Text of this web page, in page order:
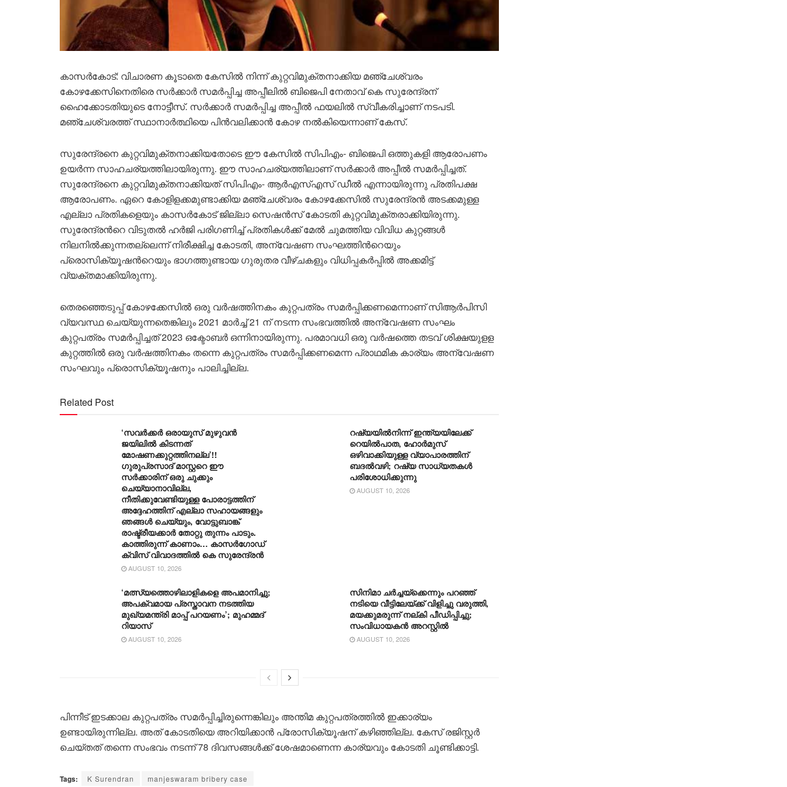
‌കാസർകോട്: വിചാരണ കൂടാതെ കേസിൽ നിന്ന് കുറ്റവിമുക്തനാക്കിയ മഞ്ചേശ്വരം
കോഴക്കേസിനെതിരെ സർക്കാർ സമർപ്പിച്ച അപ്പീലിൽ ബിജെപി നേതാവ് കെ സുരേന്ദ്രന്
ഹൈക്കോടതിയുടെ നോട്ടീസ്. സർക്കാർ സമർപ്പിച്ച അപ്പീൽ ഫയലിൽ സ്വീകരിച്ചാണ് നടപടി.
മഞ്ചേശ്വരത്ത് സ്ഥാനാർത്ഥിയെ പിൻവലിക്കാൻ കോഴ നൽകിയെന്നാണ് കേസ്.
സുരേന്ദ്രനെ കുറ്റവിമുക്തനാക്കിയതോടെ ഈ കേസിൽ സിപിഎം- ബിജെപി ഒത്തുകളി ആരോപണം
ഉയർന്ന സാഹചര്യത്തിലായിരുന്നു. ഈ സാഹചര്യത്തിലാണ് സർക്കാർ അപ്പീൽ സമർപ്പിച്ചത്.
സുരേന്ദ്രനെ കുറ്റവിമുക്തനാക്കിയത് സിപിഎം- ആർഎസ്എസ് ഡീൽ എന്നായിരുന്നു പ്രതിപക്ഷ
ആരോപണം. ഏറെ കോളിളക്കമുണ്ടാക്കിയ മഞ്ചേശ്വരം കോഴക്കേസിൽ സുരേന്ദ്രൻ അടക്കമുള്ള
എല്ലാ പ്രതികളെയും കാസർകോട് ജില്ലാ സെഷൻസ് കോടതി കുറ്റവിമുക്തരാക്കിയിരുന്നു.
സുരേന്ദ്രൻറെ വിടുതൽ ഹർജി പരിഗണിച്ച് പ്രതികൾക്ക് മേൽ ചുമത്തിയ വിവിധ കുറ്റങ്ങൾ
നിലനിൽക്കുന്നതല്ലെന്ന് നിരീക്ഷിച്ച കോടതി, അന്വേഷണ സംഘത്തിൻറെയും
പ്രൊസിക്യൂഷൻറെയും ഭാഗത്തുണ്ടായ ഗുരുതര വീഴ്ചകളും വിധിപ്പകർപ്പിൽ അക്കമിട്ട്
വ്യക്തമാക്കിയിരുന്നു.
തെരഞ്ഞെടുപ്പ് കോഴക്കേസിൽ ഒരു വർഷത്തിനകം കുറ്റപത്രം സമർപ്പിക്കണമെന്നാണ് സിആർപിസി
വ്യവസ്ഥ ചെയ്യുന്നതെങ്കിലും 2021 മാർച്ച് 21 ന് നടന്ന സംഭവത്തിൽ അന്വേഷണ സംഘം
കുറ്റപത്രം സമർപ്പിച്ചത് 2023 ഒക്ടോബർ ഒന്നിനായിരുന്നു. പരമാവധി ഒരു വർഷത്തെ തടവ് ശിക്ഷയുളള
കുറ്റത്തിൽ ഒരു വർഷത്തിനകം തന്നെ കുറ്റപത്രം സമർപ്പിക്കണമെന്ന പ്രാഥമിക കാര്യം അന്വേഷണ
സംഘവും പ്രൊസിക്യൂഷനും പാലിച്ചില്ല.
Related Post
‘സവർക്കർ ഒരായുസ് മുഴുവൻ
ജയിലിൽ കിടന്നത്
മോഷണക്കുറ്റത്തിനല്ല’!!
ഗുരുപ്രസാദ് മാസ്റ്ററെ ഈ
സർക്കാരിന് ഒരു ചുക്കും
ചെയ്യാനാവില്ല,
നീതിക്കുവേണ്ടിയുള്ള പോരാട്ടത്തിന്
അദ്ദേഹത്തിന് എല്ലാ സഹായങ്ങളും
ഞങ്ങൾ ചെയ്യും, വോട്ടുബാങ്ക്
രാഷ്ട്രീയക്കാർ തോറ്റു തുന്നം പാടും.
കാത്തിരുന്ന് കാണാം… കാസർഗോഡ്
ക്വിസ് വിവാദത്തിൽ കെ സുരേന്ദ്രൻ
AUGUST 10, 2026
റഷ്യയിൽനിന്ന് ഇന്ത്യയിലേക്ക്
റെയിൽപാത, ഹോർമുസ്
ഒഴിവാക്കിയുള്ള വ്യാപാരത്തിന്
ബദൽവഴി; റഷ്യ സാധ്യതകൾ
പരിശോധിക്കുന്നു
AUGUST 10, 2026
‘മത്സ്യത്തൊഴിലാളികളെ അപമാനിച്ചു;
അപക്വമായ പ്രസ്താവന നടത്തിയ
മുഖ്യമന്ത്രി മാപ്പ് പറയണം’; മുഹമ്മദ്
റിയാസ്
AUGUST 10, 2026
സിനിമാ ചർച്ചയ്ക്കെന്നും പറഞ്ഞ്
നടിയെ വീട്ടിലേയ്ക്ക് വിളിച്ചു വരുത്തി,
മയക്കുമരുന്ന് നല്കി പീഡിപ്പിച്ചു;
സംവിധായകൻ അറസ്റ്റിൽ
AUGUST 10, 2026
പിന്നീട് ഇടക്കാല കുറ്റപത്രം സമർപ്പിച്ചിരുന്നെങ്കിലും അന്തിമ കുറ്റപത്രത്തിൽ ഇക്കാര്യം
ഉണ്ടായിരുന്നില്ല. അത് കോടതിയെ അറിയിക്കാൻ പ്രോസിക്യൂഷന് കഴിഞ്ഞില്ല. കേസ് രജിസ്റ്റർ
ചെയ്തത് തന്നെ സംഭവം നടന്ന് 78 ദിവസങ്ങൾക്ക് ശേഷമാണെന്ന കാര്യവും കോടതി ചൂണ്ടിക്കാട്ടി.
Tags: K Surendran manjeswaram bribery case